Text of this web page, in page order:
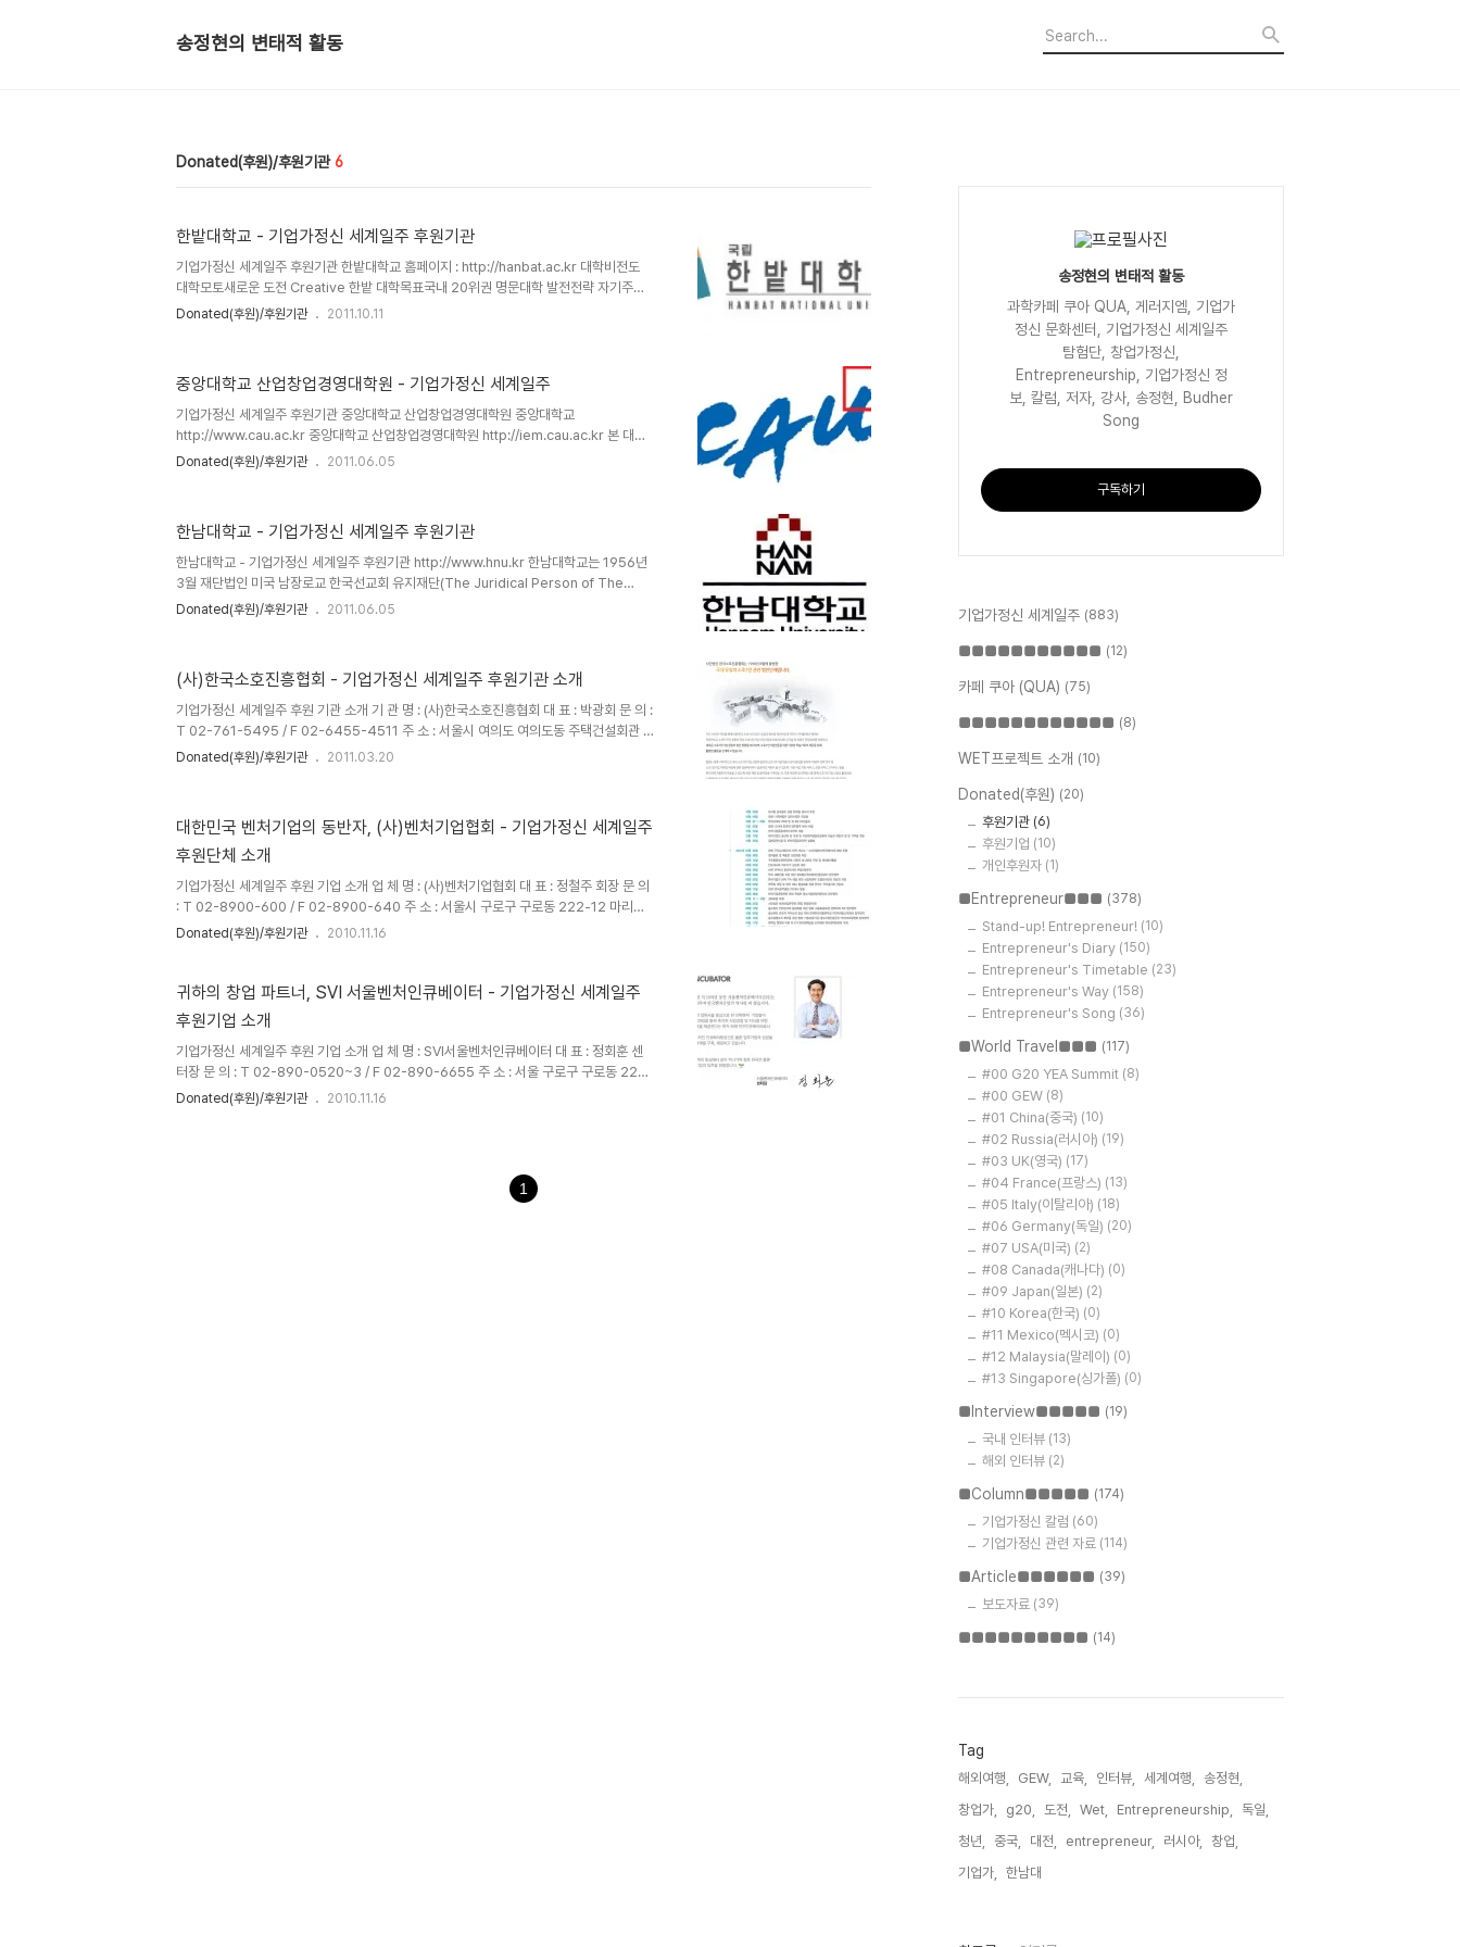
송정현의 변태적 활동
Donated(후원)/후원기관 6
한밭대학교 - 기업가정신 세계일주 후원기관
기업가정신 세계일주 후원기관 한밭대학교 홈페이지 : http://hanbat.ac.kr 대학비전도
대학모토새로운 도전 Creative 한밭 대학목표국내 20위권 명문대학 발전전략 자기주도
형 창의교육 창의적 교육 글로벌 융합 교육 실용교육 글로벌 연구역량 연구 활동 활성화 평
2010.04.13종합교육센터 착공 2010.04.01대천수련원 개원 2010.03.30대덕캠퍼스
기술상용화센터 준공 2010.02.05옌지 산학협력 R&D센터개원 2009.12..
Donated(후원)/후원기관 2011.10.11
중앙대학교 산업창업경영대학원 - 기업가정신 세계일주
기업가정신 세계일주 후원기관 중앙대학교 산업창업경영대학원 중앙대학교
http://www.cau.ac.kr 중앙대학교 산업창업경영대학원 http://iem.cau.ac.kr 본 대학
원은 이곳에 입학하시는 모든 분들을 "사회에 공헌하는 전문 경영인과 성공 창업인으로 육
사 학위과정 전공분야는 다양합니다. 2010년 1학기부터는 최근 가장 중요한 문제로 대두
되고 있는 기후변화문제에 대응하는 전문인력의 양성을 위하여 기후경제 전공을 신설하였
으며, 사회적 ..
Donated(후원)/후원기관 2011.06.05
한남대학교 - 기업가정신 세계일주 후원기관
한남대학교 - 기업가정신 세계일주 후원기관 http://www.hnu.kr 한남대학교는 1956년
3월 재단법인 미국 남장로교 한국선교회 유지재단(The Juridical Person of The
Maintenance Foundation of The Korea Mission of The Southern
교육에 치중하던 본교는 1970년 9월 설립목적과 이념이 동일한 서울 소재 숭실대학과 통
합, 교명을 숭..
Donated(후원)/후원기관 2011.06.05
(사)한국소호진흥협회 - 기업가정신 세계일주 후원기관 소개
기업가정신 세계일주 후원 기관 소개 기 관 명 : (사)한국소호진흥협회 대 표 : 박광회 문 의 :
T 02-761-5495 / F 02-6455-4511 주 소 : 서울시 여의도 여의도동 주택건설회관 6
층 622호 홈페이지 : http://www.sohokorea.or.kr 이 글은 스프링노트에서 작성되었
Donated(후원)/후원기관 2011.03.20
대한민국 벤처기업의 동반자, (사)벤처기업협회 - 기업가정신 세계일주
후원단체 소개
기업가정신 세계일주 후원 기업 소개 업 체 명 : (사)벤처기업협회 대 표 : 정철주 회장 문 의
: T 02-8900-600 / F 02-8900-640 주 소 : 서울시 구로구 구로동 222-12 마리오
타워 8층, 10층 1006호 (사)벤처기업협회 홈페이지 : http://www.venture.or.kr/ *최
Donated(후원)/후원기관 2010.11.16
귀하의 창업 파트너, SVI 서울벤처인큐베이터 - 기업가정신 세계일주
후원기업 소개
기업가정신 세계일주 후원 기업 소개 업 체 명 : SVI서울벤처인큐베이터 대 표 : 정회훈 센
터장 문 의 : T 02-890-0520~3 / F 02-890-6655 주 소 : 서울 구로구 구로동 222-
12 마리오타워 8층 SVI & KOVA 홈페이지 : http://www.seoulvi.com/ 업 종 : 창업보
Donated(후원)/후원기관 2010.11.16
1
송정현의 변태적 활동
과학카페 쿠아 QUA, 게러지엠, 기업가
정신 문화센터, 기업가정신 세계일주
탐험단, 창업가정신,
Entrepreneurship, 기업가정신 정
보, 칼럼, 저자, 강사, 송정현, Budher
Song
구독하기
기업가정신 세계일주 (883)
■■■■■■■■■■■ (12)
카페 쿠아 (QUA) (75)
■■■■■■■■■■■■ (8)
WET프로젝트 소개 (10)
Donated(후원) (20)
후원기관 (6)
후원기업 (10)
개인후원자 (1)
■Entrepreneur■■■ (378)
Stand-up! Entrepreneur! (10)
Entrepreneur's Diary (150)
Entrepreneur's Timetable (23)
Entrepreneur's Way (158)
Entrepreneur's Song (36)
■World Travel■■■ (117)
#00 G20 YEA Summit (8)
#00 GEW (8)
#01 China(중국) (10)
#02 Russia(러시아) (19)
#03 UK(영국) (17)
#04 France(프랑스) (13)
#05 Italy(이탈리아) (18)
#06 Germany(독일) (20)
#07 USA(미국) (2)
#08 Canada(캐나다) (0)
#09 Japan(일본) (2)
#10 Korea(한국) (0)
#11 Mexico(멕시코) (0)
#12 Malaysia(말레이) (0)
#13 Singapore(싱가폴) (0)
■Interview■■■■■ (19)
국내 인터뷰 (13)
해외 인터뷰 (2)
■Column■■■■■ (174)
기업가정신 칼럼 (60)
기업가정신 관련 자료 (114)
■Article■■■■■■ (39)
보도자료 (39)
■■■■■■■■■■ (14)
Tag
해외여행, GEW, 교육, 인터뷰, 세계여행,
송정현,
창업가,
g20, 도전, Wet, Entrepreneurship,
독일,
청년,
중국, 대전, entrepreneur, 러시아,
창업,
기업가,
한남대,